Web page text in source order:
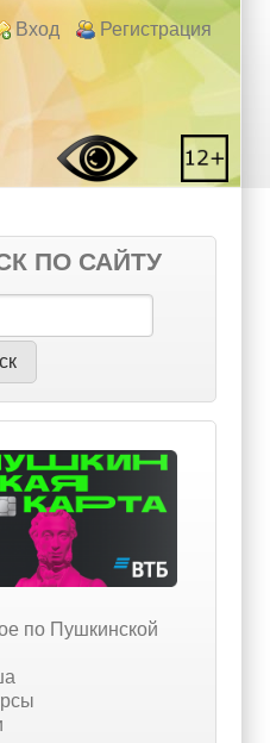
links
Вход Регистрация
ПО САЙТУ
по Пушкинской